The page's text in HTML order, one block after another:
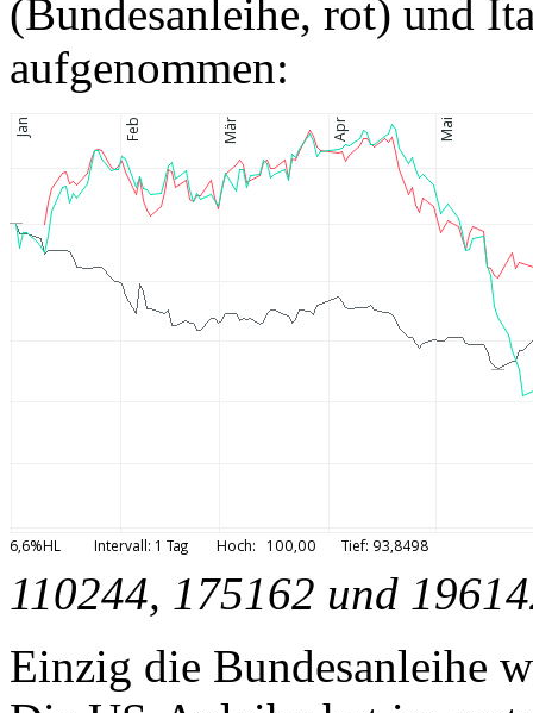
(Bundesanleihe, rot) und
aufgenommen:
110244, 175162 und
Einzig die Bundesanleihe